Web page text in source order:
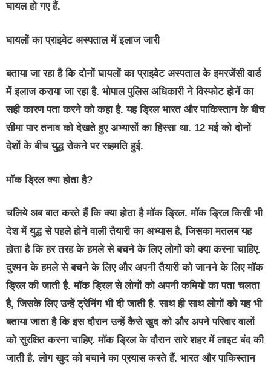
घायल हो गए हैं.
घायलों का प्राइवेट अस्पताल में इलाज जारी
बताया जा रहा है कि दोनों घायलों का प्राइवेट अस्पताल के इमरजेंसी वार्ड
में इलाज कराया जा रहा है. भोपाल पुलिस अधिकारी ने विस्फोट होनें का
सही कारण पता करने को कहा है. यह ड्रिल भारत और पाकिस्तान के बीच
सीमा पार तनाव को देखते हुए अभ्यासों का हिस्सा था. 12 मई को दोनों
देशों के बीच युद्ध रोकने पर सहमति हुई.
मॉक ड्रिल क्या होता है?
चलिये अब बात करते हैं कि क्या होता है मॉक ड्रिल. मॉक ड्रिल किसी भी
देश में युद्ध से पहले होने वाली तैयारी का अभ्यास है, जिसका मतलब यह
होता है कि हर तरह के हमले से बचने के लिए लोगों को क्या करना चाहिए.
दुश्मन के हमले से बचने के लिए और अपनी तैयारी को जानने के लिए मॉक
ड्रिल की जाती है. मॉक ड्रिल से लोगों को अपनी कमियों का पता चलता
है, जिसके लिए उन्हें ट्रेनिंग भी दी जाती है. साथ ही साथ लोगों को यह भी
बताया जाता है कि इस दौरान उन्हें कैसे खुद को और अपने परिवार वालों
को सुरक्षित करना चाहिए. मॉक ड्रिल के दौरान सारे शहर में लाइट बंद की
जाती है. लोग खुद को बचाने का प्रयास करते हैं. भारत और पाकिस्तान